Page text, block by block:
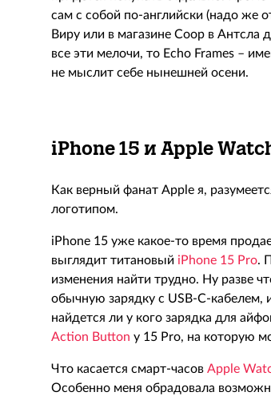
сам с собой по-английски (надо же
Виру или в магазине Coop в
все эти мелочи, то Echo Frames –
не мыслит себе нынешней осени.
iPhone 15 и Apple
Как верный фанат Apple я,
логотипом.
iPhone 15 уже какое-то время
выглядит титановый iPhone 15 Pro.
изменения найти трудно. Ну разве
обычную зарядку с USB-C-
найдется ли у кого зарядка для
Action Button у 15 Pro, на которую
Что касается смарт-часов Apple
Особенно меня обрадовала